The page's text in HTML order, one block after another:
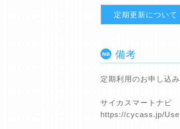
定期更新について
備考
定期利用のお申し込
サイカスマートナビ
https://cycass.jp/